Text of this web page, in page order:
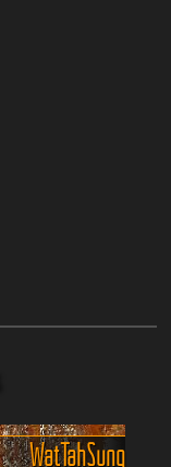
Wat Tah Sung